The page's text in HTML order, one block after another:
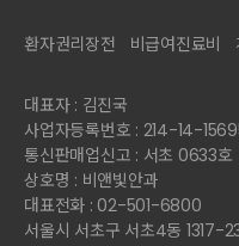
환자권리장전 비급여진료비
대표자 : 김진국
사업자등록번호 : 214-14-
통신판매업신고 : 서초 0633호
상호명 : 비앤빛안과
대표전화 : 02-501-6800
서울시 서초구 서초4동 1317-